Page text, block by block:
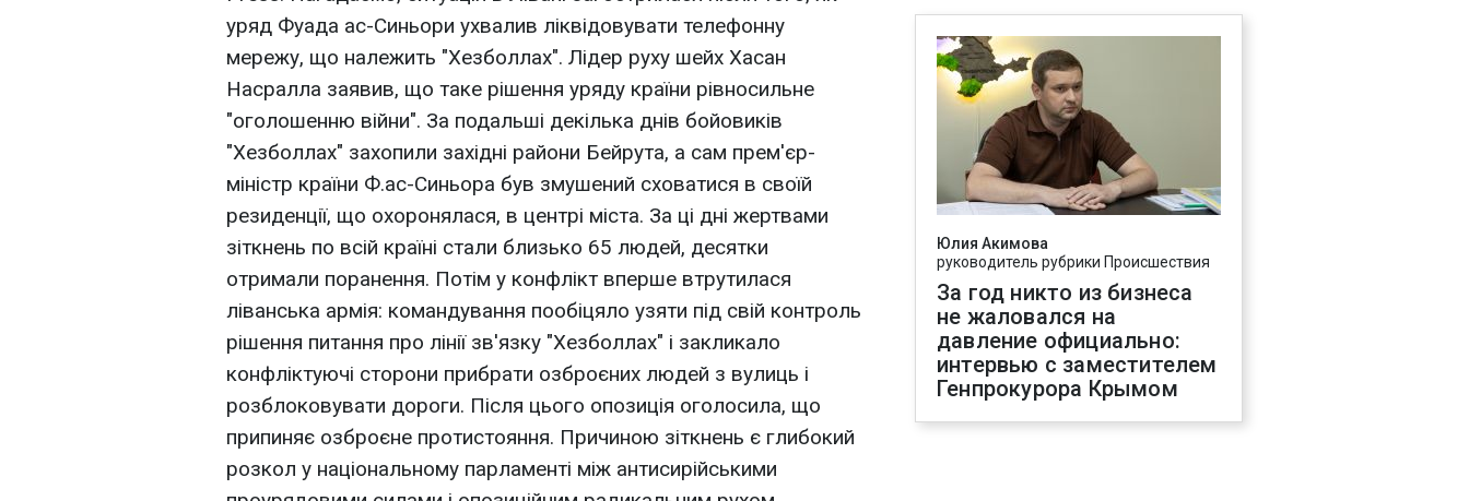
уряд Фуада ас-Синьори ухвалив ліквідовувати телефонну
мережу, що належить "Хезболлах". Лідер руху шейх Хасан
Насралла заявив, що таке рішення уряду країни рівносильне
"оголошенню війни". За подальші декілька днів бойовиків
"Хезболлах" захопили західні райони Бейрута, а сам прем'єр-
міністр країни Ф.ас-Синьора був змушений сховатися в своїй
резиденції, що охоронялася, в центрі міста. За ці дні жертвами
зіткнень по всій країні стали близько 65 людей, десятки
отримали поранення. Потім у конфлікт вперше втрутилася
ліванська армія: командування пообіцяло узяти під свій контроль
рішення питання про лінії зв'язку "Хезболлах" і закликало
конфліктуючі сторони прибрати озброєних людей з вулиць і
розблоковувати дороги. Після цього опозиція оголосила, що
припиняє озброєне протистояння. Причиною зіткнень є глибокий
розкол у національному парламенті між антисирійськими
Юлия Акимова
руководитель рубрики Происшествия
За год никто из бизнеса
не жаловался на
давление официально:
интервью с заместителем
Генпрокурора Крымом